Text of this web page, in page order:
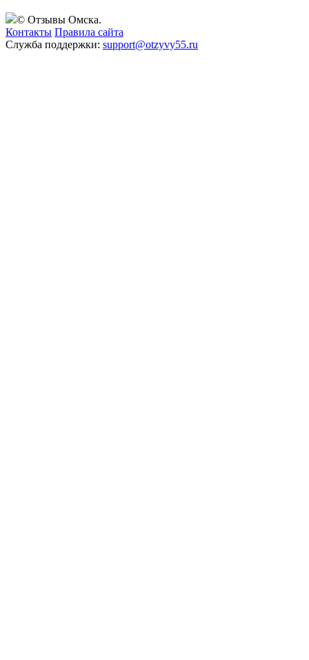
© Отзывы Омска.
Контакты Правила сайта
Служба поддержки: support@otzyvy55.ru